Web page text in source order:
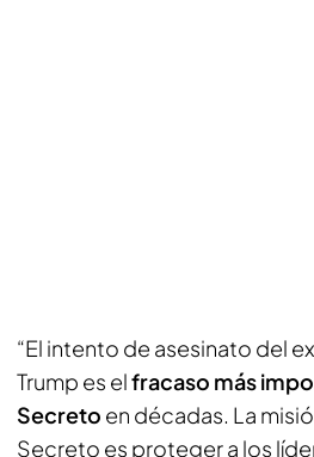
“El intento de asesinato del
Trump es elfracaso más
Secreto en décadas. La
Secreto es proteger a los